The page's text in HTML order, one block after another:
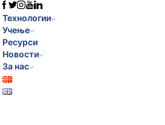
Технологии
Учење
Ресурси
Новости
За нас